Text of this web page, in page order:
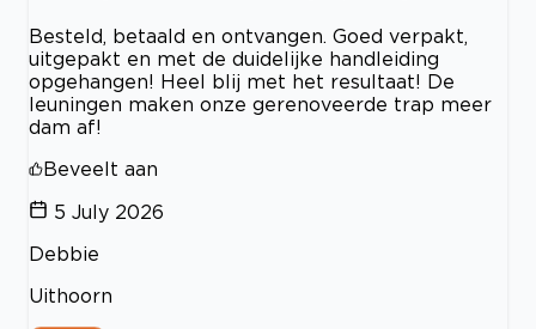
Besteld, betaald en ontvangen. Goed verpakt,
uitgepakt en met de duidelijke handleiding
opgehangen! Heel blij met het resultaat! De
leuningen maken onze gerenoveerde trap meer
dam af!
Beveelt aan
5 July 2026
Debbie
Uithoorn